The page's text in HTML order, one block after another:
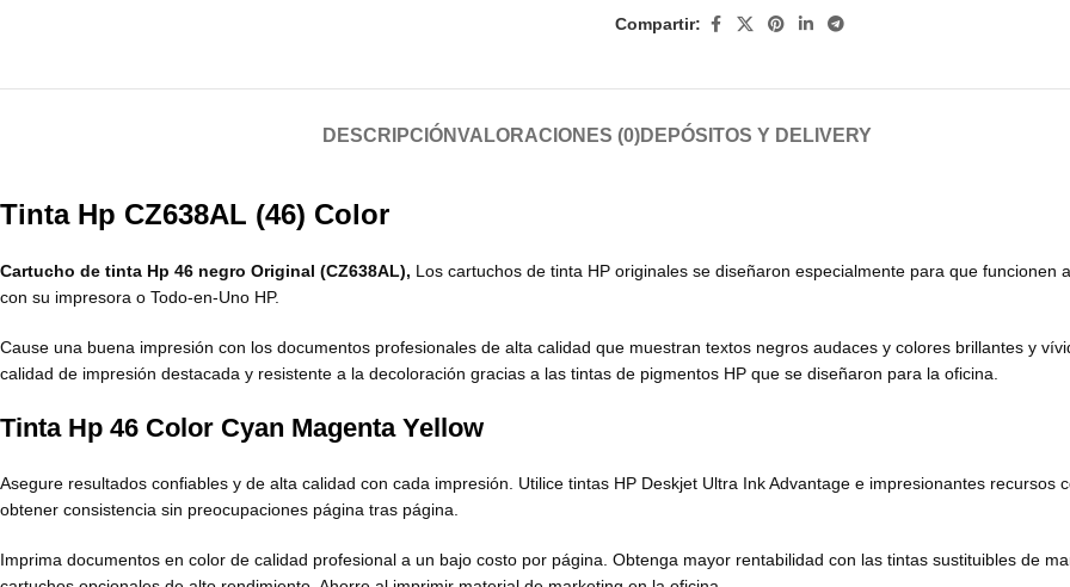
Compartir:
DESCRIPCIÓNVALORACIONES (0)DEPÓSITOS Y DELIVERY
Tinta Hp CZ638AL (46) Color
Cartucho de tinta Hp 46 negro Original (CZ638AL), Los cartuchos de tinta HP originales se diseñaron especialmente para que funcionen
con su impresora o Todo-en-Uno HP.
Cause una buena impresión con los documentos profesionales de alta calidad que muestran textos negros audaces y colores brillantes y
calidad de impresión destacada y resistente a la decoloración gracias a las tintas de pigmentos HP que se diseñaron para la oficina.
Tinta Hp 46 Color Cyan Magenta Yellow
Asegure resultados confiables y de alta calidad con cada impresión. Utilice tintas HP Deskjet Ultra Ink Advantage e impresionantes recursos
obtener consistencia sin preocupaciones página tras página.
Imprima documentos en color de calidad profesional a un bajo costo por página. Obtenga mayor rentabilidad con las tintas sustituibles de